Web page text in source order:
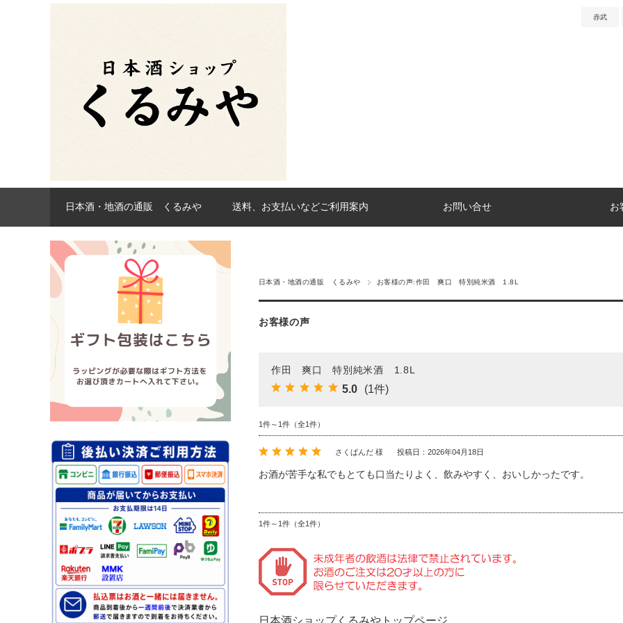
赤武
日本酒・地酒の通販 くるみや 送料、お支払いなどご利用案内 お問い合せ お
日本酒・地酒の通販 くるみや お客様の声:作田 爽口 特別純米酒 1.8L
お客様の声
作田 爽口 特別純米酒 1.8L
5.0 (1件)
1件～1件（全1件）
さくぱんだ 様 投稿日：2026年04月18日
お酒が苦手な私でもとても口当たりよく、飲みやすく、おいしかったです。
1件～1件（全1件）
日本酒ショップくるみやトップページ